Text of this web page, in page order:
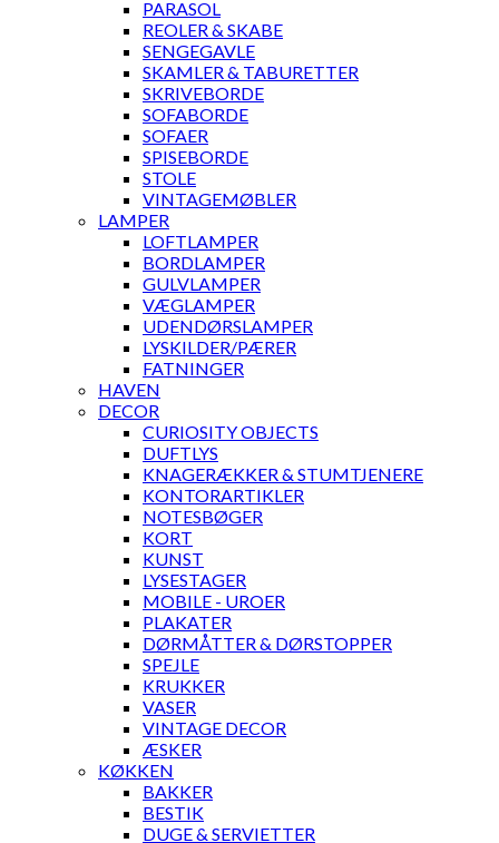
PARASOL
REOLER & SKABE
SENGEGAVLE
SKAMLER & TABURETTER
SKRIVEBORDE
SOFABORDE
SOFAER
SPISEBORDE
STOLE
VINTAGEMØBLER
LAMPER
LOFTLAMPER
BORDLAMPER
GULVLAMPER
VÆGLAMPER
UDENDØRSLAMPER
LYSKILDER/PÆRER
FATNINGER
HAVEN
DECOR
CURIOSITY OBJECTS
DUFTLYS
KNAGERÆKKER & STUMTJENERE
KONTORARTIKLER
NOTESBØGER
KORT
KUNST
LYSESTAGER
MOBILE - UROER
PLAKATER
DØRMÅTTER & DØRSTOPPER
SPEJLE
KRUKKER
VASER
VINTAGE DECOR
ÆSKER
KØKKEN
BAKKER
BESTIK
DUGE & SERVIETTER